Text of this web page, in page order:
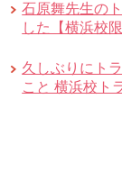
石原舞先生の
した【横浜校限
久しぶりにト
こと 横浜校ト